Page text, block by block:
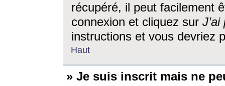
récupéré, il peut facilement
connexion et cliquez sur
instructions et vous devriez
Haut
» Je suis inscrit mais ne